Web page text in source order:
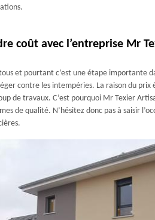
coût avec l’entreprise Mr
et pourtant c’est une étape importante
contre les intempéries. La raison du prix
de travaux. C’est pourquoi Mr Texier
de qualité. N’hésitez donc pas à saisir